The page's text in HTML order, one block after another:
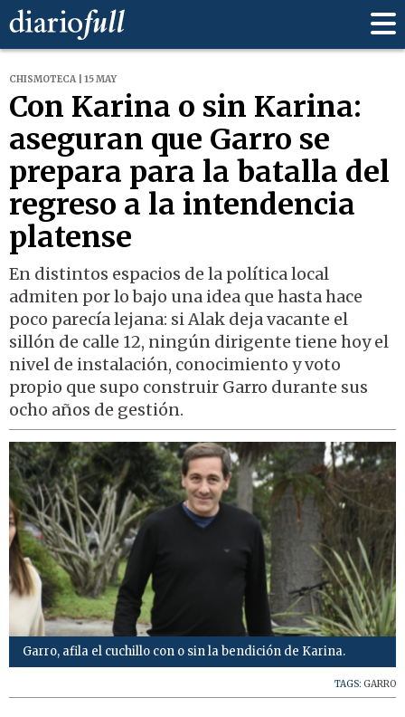
CHISMOTECA | 15 MAY
Con Karina o sin Karina:
aseguran que Garro se
prepara para la batalla del
regreso a la intendencia
platense
En distintos espacios de la política local
admiten por lo bajo una idea que hasta hace
poco parecía lejana: si Alak deja vacante el
sillón de calle 12, ningún dirigente tiene hoy el
nivel de instalación, conocimiento y voto
propio que supo construir Garro durante sus
ocho años de gestión.
Garro, afila el cuchillo con o sin la bendición de Karina.
TAGS: GARRO